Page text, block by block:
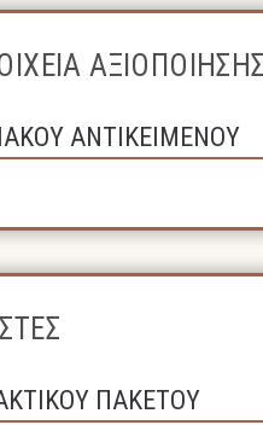
ΑΞΙΟΠΟΙΗΣΗΣ
ΑΝΤΙΚΕΙΜΕΝΟΥ
ΠΑΚΕΤΟΥ